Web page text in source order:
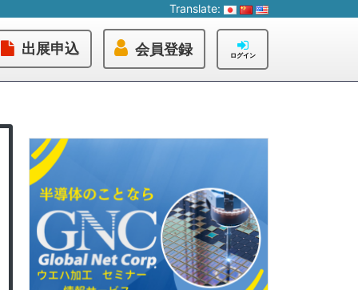
Translate:
出展申込 会員登録 ログイン